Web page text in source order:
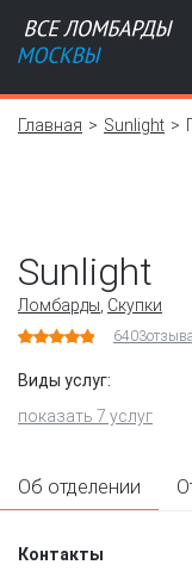
Главная Sunlight
Sunlight
Ломбарды Скупки
6403отзыва
Виды услуг:
показать 7 услуг
Об отделении
Контакты